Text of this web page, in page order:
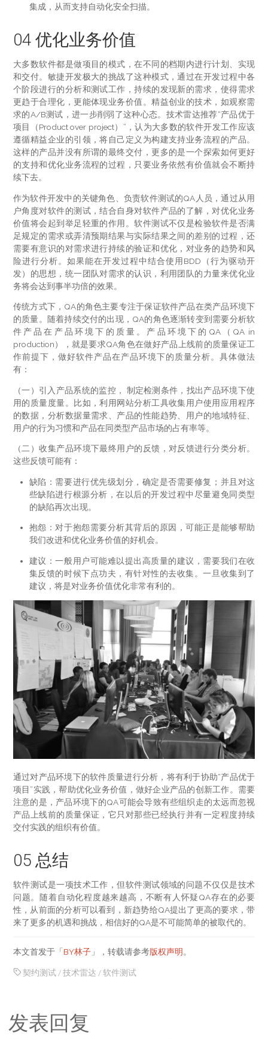
集成，从而支持自动化安全扫描。
04 优化业务价值
大多数软件都是做项目的模式，在不同的档期内进行计划、实现
和交付。敏捷开发极大的挑战了这种模式，通过在开发过程中各
个阶段进行的分析和测试工作，持续的发现新的需求，使得需求
更趋于合理化，更能体现业务价值。精益创业的技术，如观察需
求的A/B测试，进一步削弱了这种心态。技术雷达推荐“产品优于
项目（Product over project）”，认为大多数的软件开发工作应该
遵循精益企业的引领，将自己定义为构建支持业务流程的产品。
这样的产品并没有所谓的最终交付，更多的是一个探索如何更好
的支持和优化业务流程的过程，只要业务依然有价值就会不断持
续下去。
作为软件开发中的关键角色、负责软件测试的QA人员，通过从用
户角度对软件的测试，结合自身对软件产品的了解，对优化业务
价值将会起到举足轻重的作用。软件测试不仅是检验软件是否满
足规定的需求或弄清预期结果与实际结果之间的差别的过程，还
需要有意识的对需求进行持续的验证和优化，对业务的趋势和风
险进行分析。如果能在开发过程中结合使用BDD（行为驱动开
发）的思想，统一团队对需求的认识，利用团队的力量来优化业
务将会达到事半功倍的效果。
传统方式下，QA的角色主要专注于保证软件产品在类产品环境下
的质量。随着持续交付的出现，QA的角色逐渐转变到需要分析软
件产品在产品环境下的质量。产品环境下的QA（QA in
production），就是要求QA角色在做好产品上线前的质量保证工
作前提下，做好软件产品在产品环境下的质量分析。具体做法
有：
（一）引入产品系统的监控， 制定检测条件，找出产品环境下使
用的质量度量。比如，利用网站分析工具收集用户使用应用程序
的数据，分析数据量需求、产品的性能趋势、用户的地域特征、
用户的行为习惯和产品在同类型产品市场的占有率等。
（二）收集产品环境下最终用户的反馈，对反馈进行分类分析。
这些反馈可能有：
缺陷：需要进行优先级划分，确定是否需要修复；并且对这
些缺陷进行根源分析，在以后的开发过程中尽量避免同类型
的缺陷再次出现。
抱怨：对于抱怨需要分析其背后的原因，可能正是能够帮助
我们改进和优化业务价值的好机会。
建议：一般用户可能难以提出高质量的建议，需要我们在收
集反馈的时候下点功夫，有针对性的去收集。一旦收集到了
建议，将是对业务价值优化非常有利的。
通过对产品环境下的软件质量进行分析，将有利于协助“产品优于
项目”实践，帮助优化业务价值，做好企业产品的创新工作。需要
注意的是，产品环境下的QA可能会导致有些组织走的太远而忽视
产品上线前的质量保证，它只对那些已经执行并有一定程度持续
交付实践的组织有价值。
05 总结
软件测试是一项技术工作，但软件测试领域的问题不仅仅是技术
问题。随着自动化程度越来越高，不断有人怀疑QA存在的必要
性，从前面的分析可以看到，新趋势给QA提出了更高的要求，带
来了更多的机遇和挑战，相信好的QA是不可能简单的被取代的。
本文首发于「BY林子」，转载请参考版权声明。
契约测试 /技术雷达 /软件测试
发表回复